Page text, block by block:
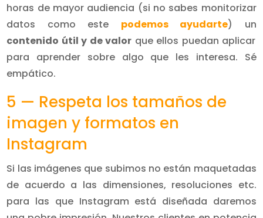
horas de mayor audiencia (si no sabes monitorizar
datos como este
podemos ayudarte) un
contenido útil y de valor que ellos puedan aplicar
para aprender sobre algo que les interesa. Sé
empático.
5 — Respeta los tamaños de
imagen y formatos en
Instagram
Si las imágenes que subimos no están maquetadas
de acuerdo a las dimensiones, resoluciones etc.
para las que Instagram está diseñada daremos